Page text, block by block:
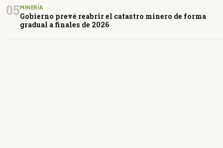
05MINERÍA
Gobierno prevé reabrir el catastro minero de forma
gradual a finales de 2026